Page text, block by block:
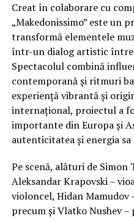
Creat în colaborare cu
„Makedonissimo” este un
transformă elementele
într-un dialog artistic între
Spectacolul combină
contemporană și ritmuri
experiență vibrantă și
internațional, proiectul a
importante din Europa și
autenticitatea și energia
Pe scenă, alături de Simon
Aleksandar Krapovski –
violoncel, Hidan Mamudov
precum și Vlatko Nushev –